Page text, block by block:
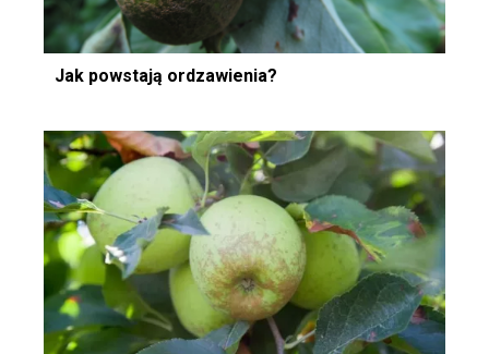
Jak powstają ordzawienia?